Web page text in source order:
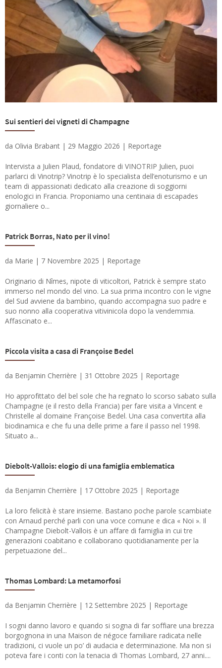
Sui sentieri dei vigneti di Champagne
da Olivia Brabant | 29 Maggio 2026 | Reportage
Intervista a Julien Plaud, fondatore di VINOTRIP Julien, puoi
parlarci di Vinotrip? Vinotrip è lo specialista dell’enoturismo e un
team di appassionati dedicato alla creazione di soggiorni
enologici in Francia. Proponiamo una centinaia di escapades
giornaliere o...
Patrick Borras, Nato per il vino!
da Marie | 7 Novembre 2025 | Reportage
Originario di Nîmes, nipote di viticoltori, Patrick è sempre stato
immerso nel mondo del vino. La sua prima incontro con le vigne
del Sud avviene da bambino, quando accompagna suo padre e
suo nonno alla cooperativa vitivinicola dopo la vendemmia.
Affascinato e...
Piccola visita a casa di Françoise Bedel
da Benjamin Cherrière | 31 Ottobre 2025 | Reportage
Ho approfittato del bel sole che ha regnato lo scorso sabato sulla
Champagne (e il resto della Francia) per fare visita a Vincent e
Christelle al domaine Françoise Bedel. Una casa convertita alla
biodinamica e che fu una delle prime a fare il passo nel 1998.
Situato a...
Diebolt-Vallois: elogio di una famiglia emblematica
da Benjamin Cherrière | 17 Ottobre 2025 | Reportage
La loro felicità è stare insieme. Bastano poche parole scambiate
con Arnaud perché parli con una voce comune e dica « Noi ». Il
Champagne Diebolt-Vallois è un affare di famiglia in cui tre
generazioni coabitano e collaborano quotidianamente per la
perpetuazione del...
Thomas Lombard: La metamorfosi
da Benjamin Cherrière | 12 Settembre 2025 | Reportage
I sogni danno lavoro e quando si sogna di far soffiare una brezza
borgognona in una Maison de négoce familiare radicata nelle
tradizioni, ci vuole un po’ di audacia e determinazione. Ma non si
poteva fare i conti con la tenacia di Thomas Lombard, 27 anni....